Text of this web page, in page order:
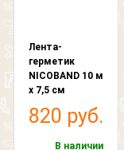
Лента-
герметик
NICOBAND 10 м
х 7,5 см
820 руб.
В наличии